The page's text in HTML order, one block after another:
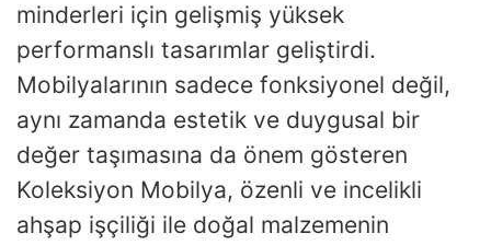
minderleri için gelişmiş yüksek
performanslı tasarımlar geliştirdi.
Mobilyalarının sadece fonksiyonel değil,
aynı zamanda estetik ve duygusal bir
değer taşımasına da önem gösteren
Koleksiyon Mobilya, özenli ve incelikli
ahşap işçiliği ile doğal malzemenin